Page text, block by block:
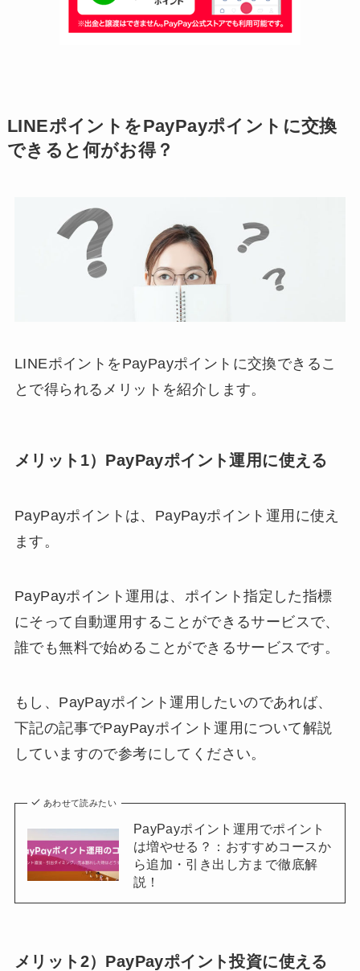
LINEポイントをPayPayポイントに交換
できると何がお得？
LINEポイントをPayPayポイントに交換できるこ
とで得られるメリットを紹介します。
メリット1）PayPayポイント運用に使える
PayPayポイントは、PayPayポイント運用に使え
ます。
PayPayポイント運用は、ポイント指定した指標
にそって自動運用することができるサービスで、
誰でも無料で始めることができるサービスです。
もし、PayPayポイント運用したいのであれば、
下記の記事でPayPayポイント運用について解説
していますので参考にしてください。
あわせて読みたい
PayPayポイント運用でポイント
は増やせる？：おすすめコースか
ら追加・引き出し方まで徹底解
説！
メリット2）PayPayポイント投資に使える